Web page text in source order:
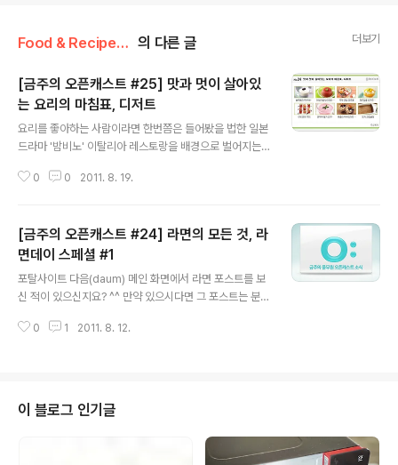
Food & Recipe/풀무원 오픈캐스트 의 다른 글 더보기
[금주의 오픈캐스트 #25] 맛과 멋이 살아있
는 요리의 마침표, 디저트
요리를 좋아하는 사람이라면 한번쯤은 들어봤을 법한 일본
드라마 '밤비노' 이탈리아 레스토랑을 배경으로 벌어지는
인기 비결은 뭐니뭐니해도 시종일관 브라운관을 채우는 이
0 0 2011. 8. 19.
[금주의 오픈캐스트 #24] 라면의 모든 것, 라
면데이 스페셜 #1
포탈사이트 다음(daum) 메인 화면에서 라면 포스트를 보
신 적이 있으신지요? ^^ 만약 있으시다면 그 포스트는 분명
대한 풀사이 가족들의 높은 관심에 힘입어 포탈 메인 사이
도 대세를 따라 정재형 스타일로 ㅎㅎ) 라면에 대한 유익한
정보들로 많은 분들로부터 사랑받고 있는 라면데이 포스트
~! 정신없이 연재를 하다보니 어느덧 17편이나.. 캬~!! 이
쯤에서 한번 정리도 하고, 오픈캐스트를 통해 보다 많은 분
0 1 2011. 8. 12.
이 블로그 인기글